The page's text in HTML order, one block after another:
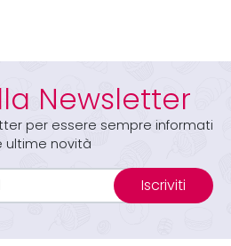
Newsletter
per essere sempre informati
ultime novità
Iscriviti